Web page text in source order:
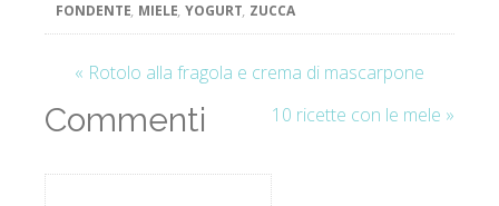
FONDENTE, MIELE, YOGURT, ZUCCA
« Rotolo alla fragola e crema di mascarpone
10 ricette con le mele »
Commenti